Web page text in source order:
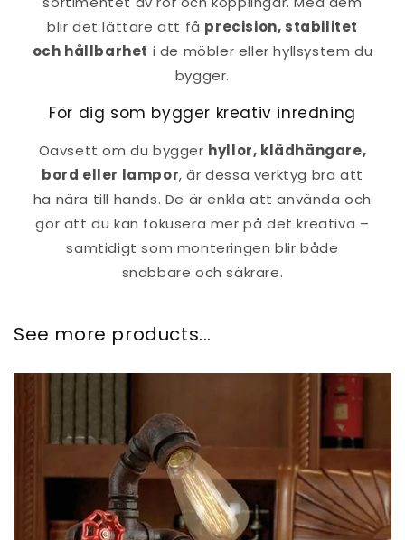
blir det lättare att få precision, stabilitet
och hållbarhet i de möbler eller hyllsystem du
bygger.
För dig som bygger kreativ inredning
Oavsett om du bygger hyllor, klädhängare,
bord eller lampor, är dessa verktyg bra att
ha nära till hands. De är enkla att använda och
gör att du kan fokusera mer på det kreativa –
samtidigt som monteringen blir både
snabbare och säkrare.
See more products...